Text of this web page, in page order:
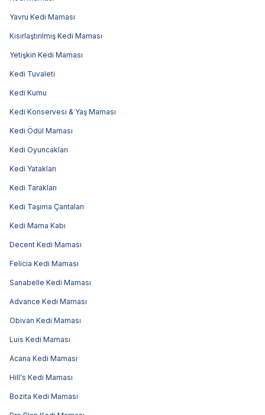
Yavru Kedi Maması
Kısırlaştırılmış Kedi Maması
Yetişkin Kedi Maması
Kedi Tuvaleti
Kedi Kumu
Kedi Konservesi & Yaş Maması
Kedi Ödül Maması
Kedi Oyuncakları
Kedi Yatakları
Kedi Tarakları
Kedi Taşıma Çantaları
Kedi Mama Kabı
Decent Kedi Maması
Felicia Kedi Maması
Sanabelle Kedi Maması
Advance Kedi Maması
Obivan Kedi Maması
Luis Kedi Maması
Acana Kedi Maması
Hill's Kedi Maması
Bozita Kedi Maması